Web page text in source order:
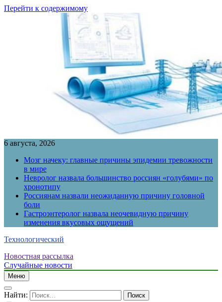
Перейти к содержимому
6 августа, 2026
Мозг начеку: главные причины эпидемии тревожности
в мире
Невролог назвала большинство россиян «голубями» по
хронотипу
Россиянам назвали неожиданную причину головной
боли
Гастроэнтеролог назвала неочевидную причину
изменения вкусовых ощущений
Технологический
Новостная рассылка
Случайные новости
Меню
Найти: